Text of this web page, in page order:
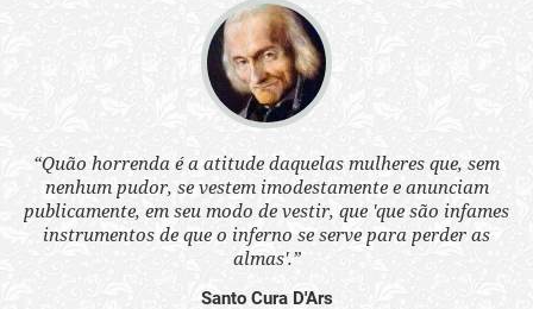
“Quão horrenda é a atitude daquelas mulheres que, sem
nenhum pudor, se vestem imodestamente e anunciam
publicamente, em seu modo de vestir, que 'que são infames
instrumentos de que o inferno se serve para perder as
almas'.”
Santo Cura D'Ars